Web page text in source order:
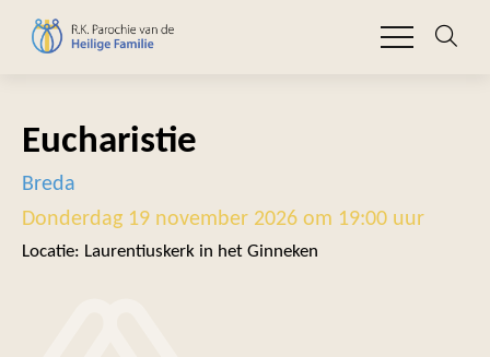
Eucharistie
Breda
Donderdag 19 november 2026 om 19:00 uur
Locatie: Laurentiuskerk in het Ginneken